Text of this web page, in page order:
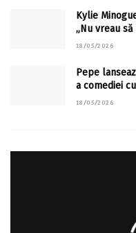
Kylie
„Nu vreau
18/05/2026
Pepe
a comediei
18/05/2026